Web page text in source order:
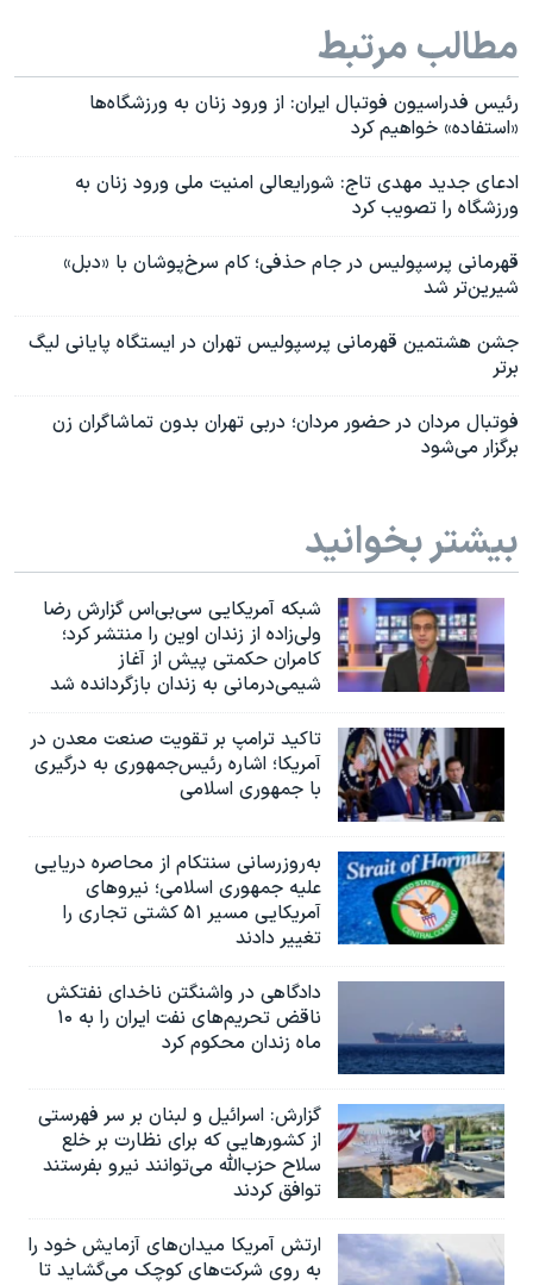
مطالب مرتبط
رئیس فدراسیون فوتبال ایران: از ورود زنان به ورزشگاه‌ها
«استفاده» خواهیم کرد
ادعای جدید مهدی تاج: شورایعالی امنیت ملی ورود زنان به
ورزشگاه‌ را تصویب کرد
قهرمانی پرسپولیس در جام حذفی؛ کام سرخ‌‌پوشان با «دبل»
شیرین‌تر شد
جشن هشتمین قهرمانی پرسپولیس تهران در ایستگاه پایانی لیگ
برتر
فوتبال مردان در حضور مردان؛ دربی تهران بدون تماشاگران زن
برگزار می‌شود
بیشتر بخوانید
شبکه آمریکایی سی‌بی‌‌اس گزارش رضا
ولی‌زاده از زندان اوین را منتشر کرد؛
کامران حکمتی پیش از آغاز
شیمی‌درمانی به زندان بازگردانده شد
تاکید ترامپ بر تقویت صنعت معدن در
آمریکا؛ اشاره رئیس‌جمهوری به درگیری
با جمهوری اسلامی
به‌روزرسانی سنتکام از محاصره دریایی
علیه جمهوری اسلامی؛ نیروهای
آمریکایی مسیر ۵۱ کشتی تجاری را
تغییر دادند
دادگاهی در واشنگتن ناخدای نفتکش
ناقض تحریم‌های نفت ایران را به ۱۰
ماه زندان محکوم کرد
گزارش‌: اسرائيل و لبنان بر سر فهرستی
از کشورهایی که برای نظارت بر خلع
سلاح حزب‌الله می‌توانند نیرو بفرستند
توافق کردند
ارتش آمریکا میدان‌های آزمایش خود را
به روی شرکت‌های کوچک می‌گشاید تا